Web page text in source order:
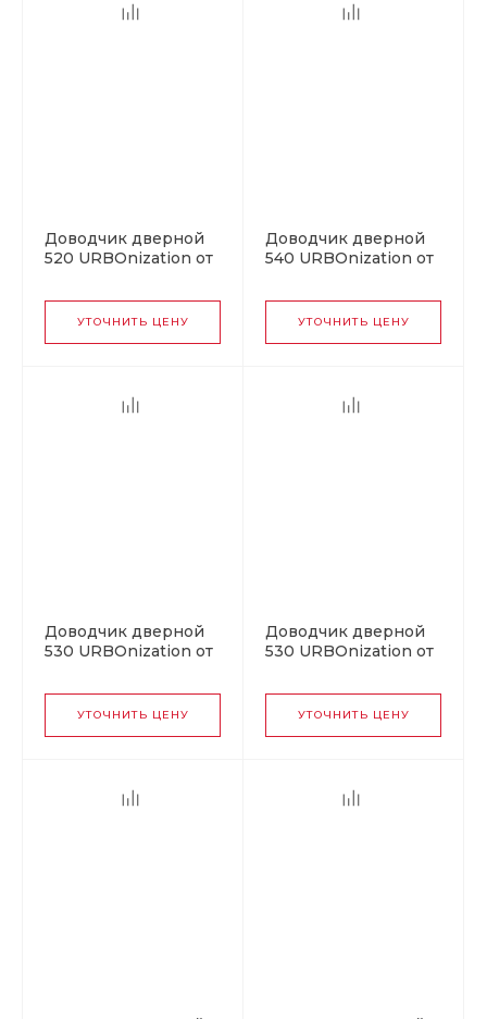
Доводчик дверной
520 URBOnization от
УТОЧНИТЬ ЦЕНУ
Доводчик дверной
540 URBOnization от
УТОЧНИТЬ ЦЕНУ
Доводчик дверной
530 URBOnization от
УТОЧНИТЬ ЦЕНУ
Доводчик дверной
530 URBOnization от
УТОЧНИТЬ ЦЕНУ